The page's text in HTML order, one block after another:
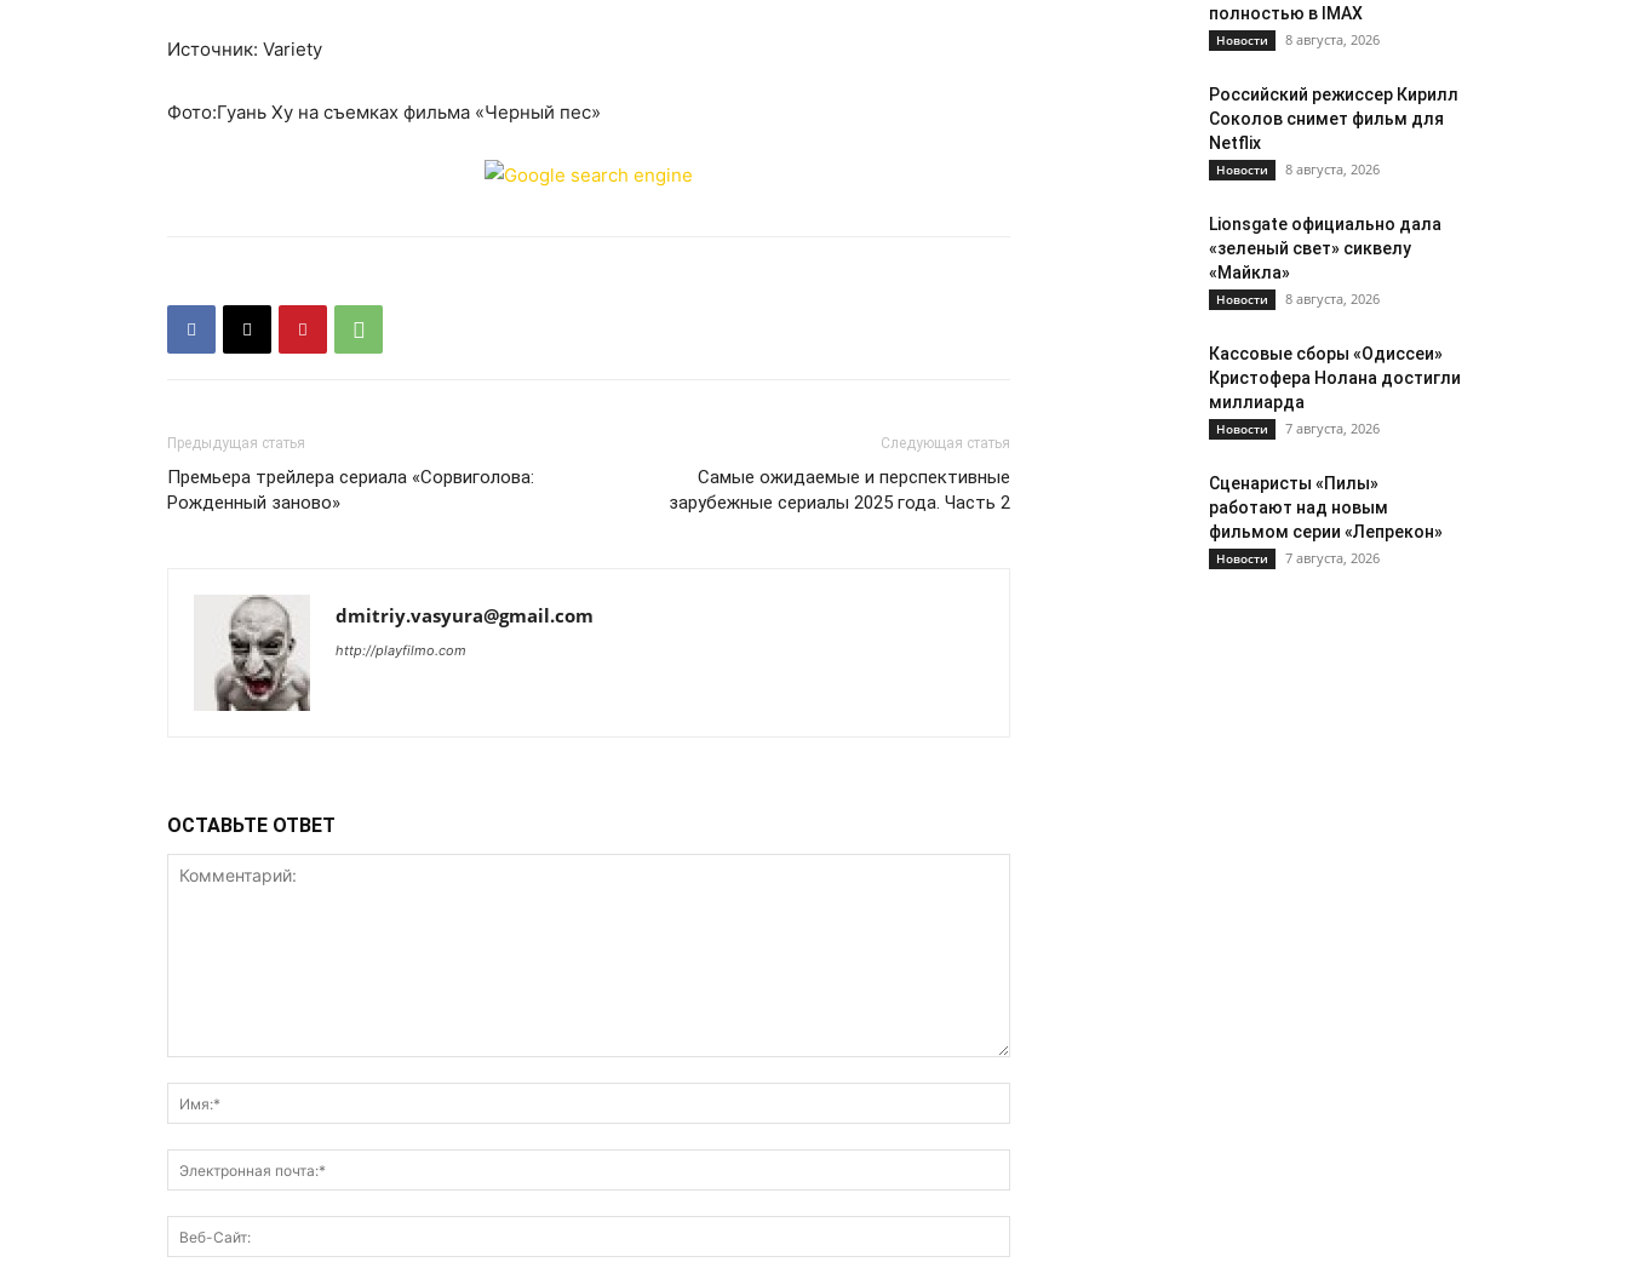
Источник: Variety
Фото:Гуань Ху на съемках фильма «Черный пес»
Предыдущая статья
Премьера трейлера сериала «Сорвиголова:
Рожденный заново»
Следующая статья
Самые ожидаемые и перспективные
зарубежные сериалы 2025 года. Часть 2
dmitriy.vasyura@gmail.com
http://playfilmo.com
ОСТАВЬТЕ ОТВЕТ
полностью в IMAX
Новости 8 августа, 2026
Российский режиссер Кирилл
Соколов снимет фильм для
Netflix
Новости 8 августа, 2026
Lionsgate официально дала
«зеленый свет» сиквелу
«Майкла»
Новости 8 августа, 2026
Кассовые сборы «Одиссеи»
Кристофера Нолана достигли
миллиарда
Новости 7 августа, 2026
Сценаристы «Пилы»
работают над новым
фильмом серии «Лепрекон»
Новости 7 августа, 2026